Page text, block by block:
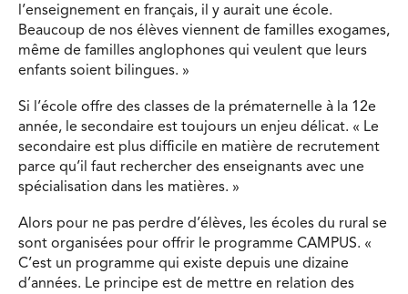
l’enseignement en français, il y aurait une école.
Beaucoup de nos élèves viennent de familles exogames,
même de familles anglophones qui veulent que leurs
enfants soient bilingues. »
Si l’école offre des classes de la prématernelle à la 12e
année, le secondaire est toujours un enjeu délicat. « Le
secondaire est plus difficile en matière de recrutement
parce qu’il faut rechercher des enseignants avec une
spécialisation dans les matières. »
Alors pour ne pas perdre d’élèves, les écoles du rural se
sont organisées pour offrir le programme CAMPUS. «
C’est un programme qui existe depuis une dizaine
d’années. Le principe est de mettre en relation des